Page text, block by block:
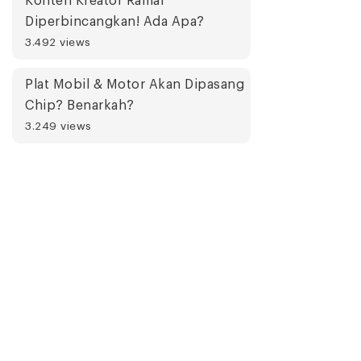
Diperbincangkan! Ada Apa?
3.492 views
Plat Mobil & Motor Akan Dipasang
Chip? Benarkah?
3.249 views